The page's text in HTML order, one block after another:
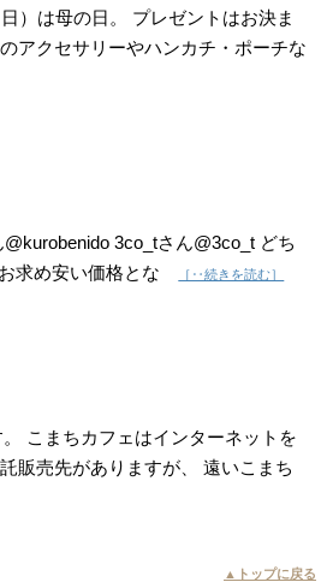
）は母の日。 プレゼントはお決ま
アクセサリーやハンカチ・ポーチな
3co_tさん@3co_t どち
求め安い価格とな
［‥続きを読む］
こまちカフェはインターネットを
販売先がありますが、 遠いこまち
▲トップに戻る